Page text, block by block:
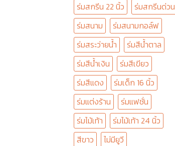
ร่มสกรีน 22 นิ้ว
ร่มสกรีนด่วน
ร่มสนาม
ร่มสนามกอล์ฟ
ร่มสระว่ายน้ำ
ร่มสีน้ำตาล
ร่มสีน้ำเงิน
ร่มสีเขียว
ร่มสีแดง
ร่มเด็ก 16 นิ้ว
ร่มแต่งร้าน
ร่มแฟชั่น
ร่มไม้เท้า
ร่มไม้เท้า 24 นิ้ว
สีขาว
ไม่มียูวี